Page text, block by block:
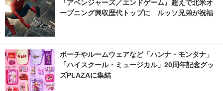
『アベンジャーズ／エンドゲーム』超えで北米オ
ープニング興収歴代トップに ルッソ兄弟が祝福
ポーチやルームウェアなど「ハンナ・モンタナ」
「ハイスクール・ミュージカル」20周年記念グッ
ズPLAZAに集結